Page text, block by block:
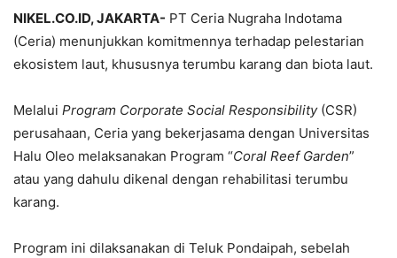
NIKEL.CO.ID, JAKARTA- PT Ceria Nugraha Indotama
(Ceria) menunjukkan komitmennya terhadap pelestarian
ekosistem laut, khususnya terumbu karang dan biota laut.
Melalui Program Corporate Social Responsibility(CSR)
perusahaan, Ceria yang bekerjasama dengan Universitas
Halu Oleo melaksanakan Program “Coral Reef Garden”
atau yang dahulu dikenal dengan rehabilitasi terumbu
karang.
Program ini dilaksanakan di Teluk Pondaipah, sebelah